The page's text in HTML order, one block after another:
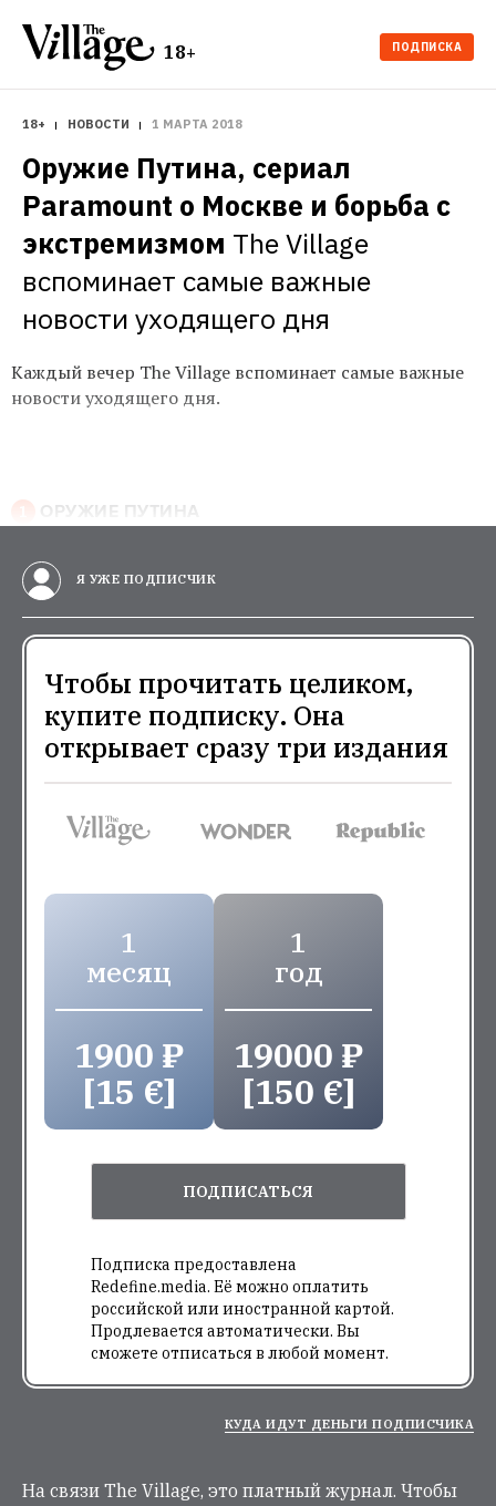
18+ ПОДПИСКА
18+ НОВОСТИ 1 МАРТА 2018
Оружие Путина, сериал
Paramount о Москве и борьба с
экстремизмом The Village
вспоминает самые важные
новости уходящего дня
Каждый вечер The Village вспоминает самые важные
новости уходящего дня.
ОРУЖИЕ ПУТИНА
Я УЖЕ ПОДПИСЧИК
Чтобы прочитать целиком,
купите подписку. Она
открывает сразу три издания
1
месяц
1900 ₽
[15 €]
1
год
19000 ₽
[150 €]
ПОДПИСАТЬСЯ
Подписка предоставлена
Redefine.media. Её можно оплатить
российской или иностранной картой.
Продлевается автоматически. Вы
сможете отписаться в любой момент.
КУДА ИДУТ ДЕНЬГИ ПОДПИСЧИКА
На связи The Village, это платный журнал. Чтобы